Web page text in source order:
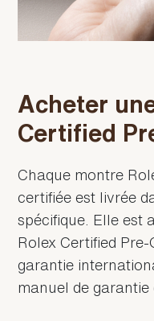
Acheter
Certified
Chaque montre
certifiée est livrée
spécifique. Elle est
Rolex Certified
garantie
manuel de garantie